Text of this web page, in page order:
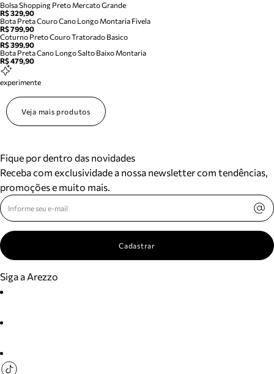
Bolsa Shopping Preto Mercato Grande
R$ 329,90
Bota Preta Couro Cano Longo Montaria Fivela
R$ 799,90
Coturno Preto Couro Tratorado Basico
R$ 399,90
Bota Preta Cano Longo Salto Baixo Montaria
R$ 479,90
experimente
Veja mais produtos
Fique por dentro das novidades
Receba com exclusividade a nossa newsletter com tendências,
promoções e muito mais.
Cadastrar
Siga a Arezzo